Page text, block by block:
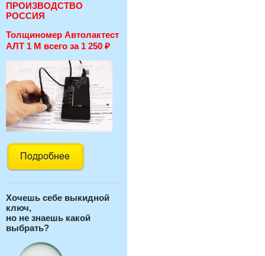
ПРОИЗВОДСТВО
РОССИЯ
Толщиномер Автолактест
АЛТ 1 М всего за 1 250 ₽
Хочешь себе выкидной
ключ,
но не знаешь какой
выбрать?